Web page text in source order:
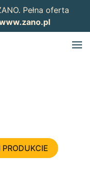
Pełna oferta